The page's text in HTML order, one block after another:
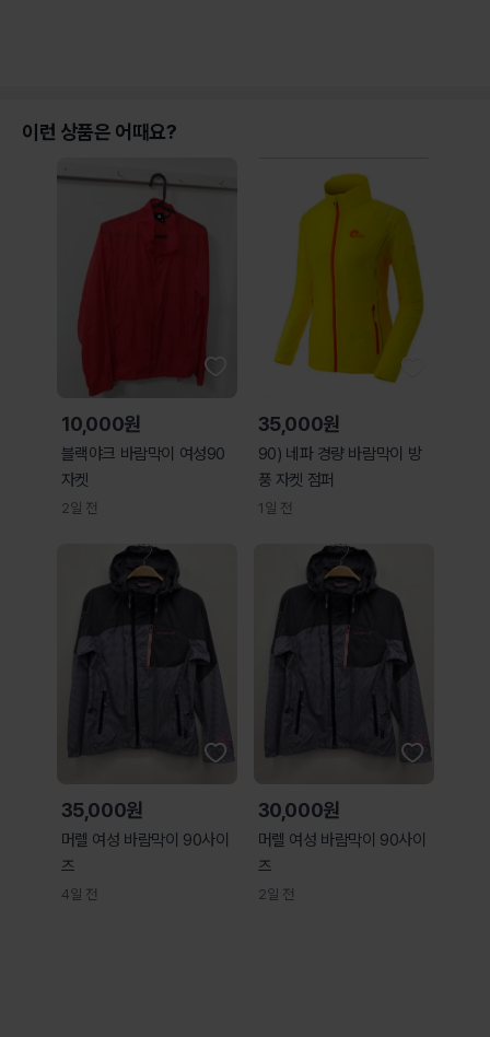
이런 상품은 어때요?
10,000원
블랙야크 바람막이 여성90
자켓
2일 전
35,000원
90) 네파 경량 바람막이 방
풍 자켓 점퍼
1일 전
35,000원
머렐 여성 바람막이 90사이
즈
4일 전
30,000원
머렐 여성 바람막이 90사이
즈
2일 전